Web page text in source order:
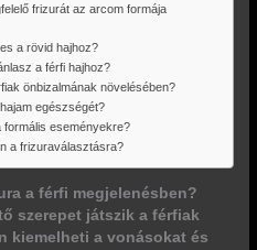
frizurát az arcom formája
a rövid hajhoz?
a férfi hajhoz?
önbizalmának növelésében?
egészségét?
formális eseményekre?
a frizuraválasztásra?
a férfi megjelenésben?
szerepet játszik a férfiak
kiemelheti a vonásokat és